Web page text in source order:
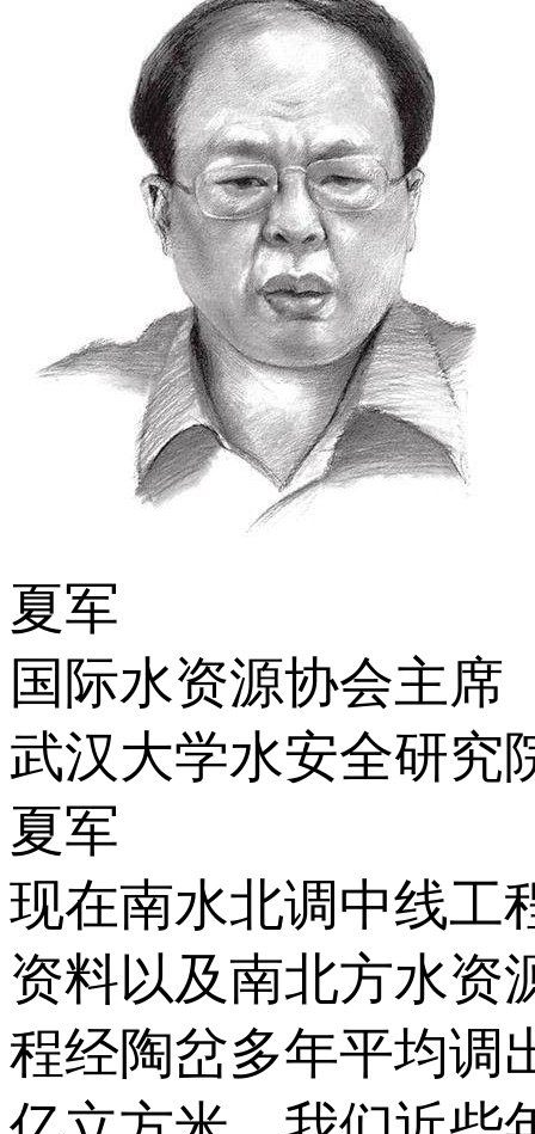
夏军
国际水资源协会主席
武汉大学水安全研究
夏军
现在南水北调中线工
资料以及南北方水资
程经陶岔多年平均调